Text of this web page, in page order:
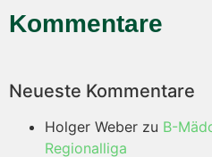
Kommentare
Neueste Kommentare
Holger Weber zu B-
Regionalliga